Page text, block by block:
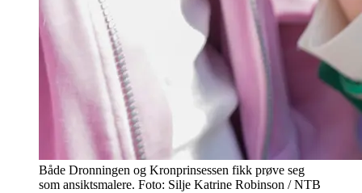
Både Dronningen og Kronprinsessen fikk prøve seg
som ansiktsmalere. Foto: Silje Katrine Robinson / NTB